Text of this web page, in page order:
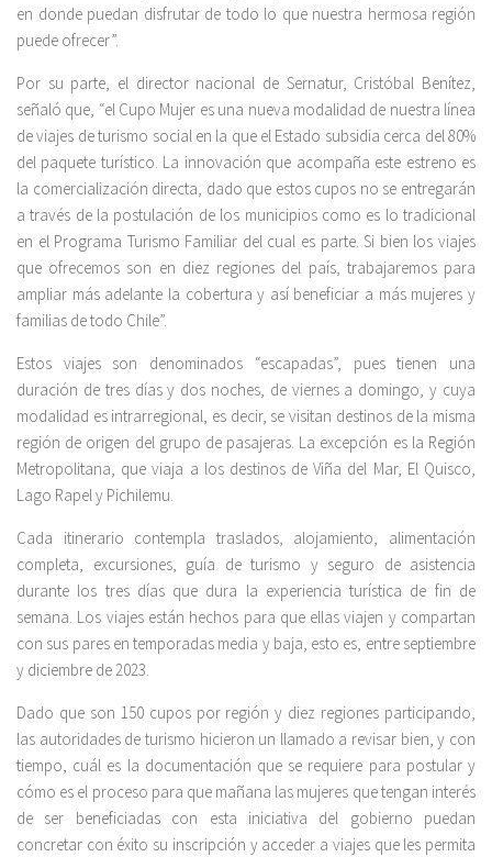
en donde puedan disfrutar de todo lo que nuestra hermosa región
puede ofrecer”.
Por su parte, el director nacional de Sernatur, Cristóbal Benítez,
señaló que, “el Cupo Mujer es una nueva modalidad de nuestra línea
de viajes de turismo social en la que el Estado subsidia cerca del 80%
del paquete turístico. La innovación que acompaña este estreno es
la comercialización directa, dado que estos cupos no se entregarán
a través de la postulación de los municipios como es lo tradicional
en el Programa Turismo Familiar del cual es parte. Si bien los viajes
que ofrecemos son en diez regiones del país, trabajaremos para
ampliar más adelante la cobertura y así beneficiar a más mujeres y
familias de todo Chile”.
Estos viajes son denominados “escapadas”, pues tienen una
duración de tres días y dos noches, de viernes a domingo, y cuya
modalidad es intrarregional, es decir, se visitan destinos de la misma
región de origen del grupo de pasajeras. La excepción es la Región
Metropolitana, que viaja a los destinos de Viña del Mar, El Quisco,
Lago Rapel y Pichilemu.
Cada itinerario contempla traslados, alojamiento, alimentación
completa, excursiones, guía de turismo y seguro de asistencia
durante los tres días que dura la experiencia turística de fin de
semana. Los viajes están hechos para que ellas viajen y compartan
con sus pares en temporadas media y baja, esto es, entre septiembre
y diciembre de 2023.
Dado que son 150 cupos por región y diez regiones participando,
las autoridades de turismo hicieron un llamado a revisar bien, y con
tiempo, cuál es la documentación que se requiere para postular y
cómo es el proceso para que mañana las mujeres que tengan interés
de ser beneficiadas con esta iniciativa del gobierno puedan
concretar con éxito su inscripción y acceder a viajes que les permita